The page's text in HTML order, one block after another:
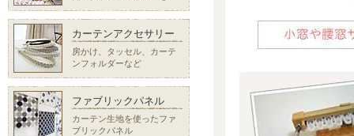
カーテンアクセサリー
房かけ、タッセル、カーテ
ンフォルダーなど
ファブリックパネル
カーテン生地を使ったファ
ブリックパネル